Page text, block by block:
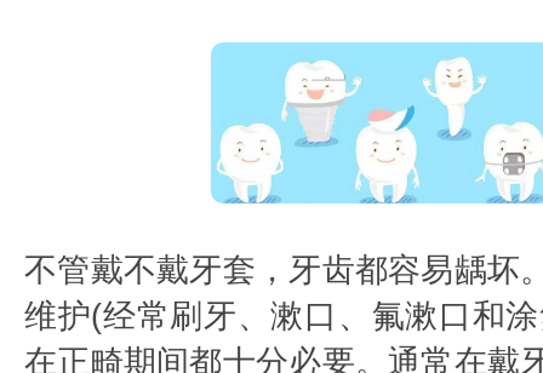
不管戴不戴牙套，牙齿都容易龋坏
维护(经常刷牙、漱口、氟漱口和
在正畸期间都十分必要。通常在戴